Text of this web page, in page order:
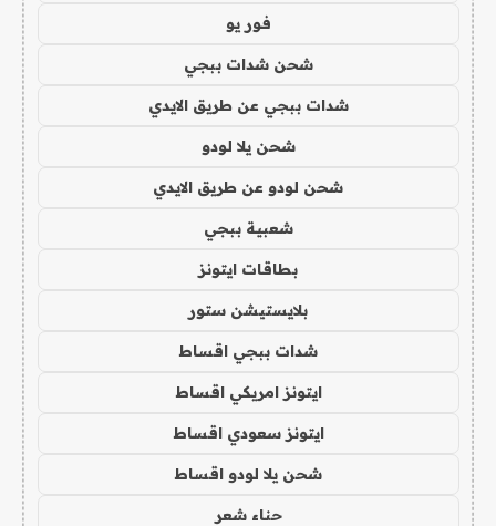
فور يو
شحن شدات ببجي
شدات ببجي عن طريق الايدي
شحن يلا لودو
شحن لودو عن طريق الايدي
شعبية ببجي
بطاقات ايتونز
بلايستيشن ستور
شدات ببجي اقساط
ايتونز امريكي اقساط
ايتونز سعودي اقساط
شحن يلا لودو اقساط
حناء شعر